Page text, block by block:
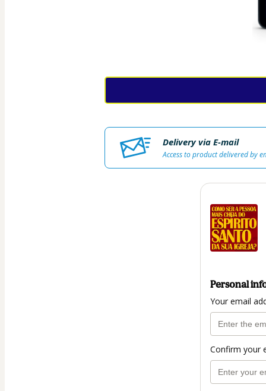
Delivery via E-mail
Access to product delivered by
Personal
Your email
Confirm your